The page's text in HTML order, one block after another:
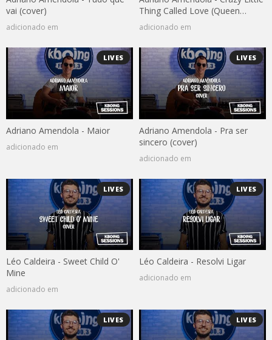
vai (cover)
adicionado em
Thing Called Love (Queen
cover)
adicionado em
LIVES
Adriano Amendola - Maior
adicionado em
LIVES
Adriano Amendola - Pra ser
sincero (cover)
adicionado em
LIVES
Léo Caldeira - Sweet Child O'
Mine
adicionado em
LIVES
Léo Caldeira - Resolvi Ligar
adicionado em
LIVES LIVES